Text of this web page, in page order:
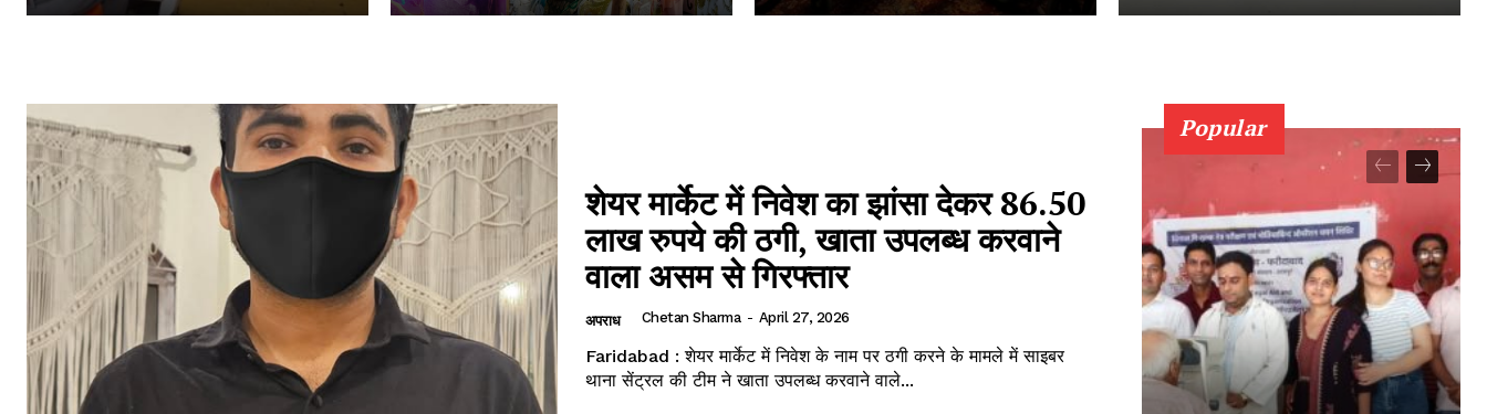
शेयर मार्केट में निवेश का झांसा देकर 86.50
लाख रुपये की ठगी, खाता उपलब्ध करवाने
वाला असम से गिरफ्तार
अपराध Chetan Sharma - April 27, 2026
Faridabad : शेयर मार्केट में निवेश के नाम पर ठगी करने के मामले में साइबर
थाना सेंट्रल की टीम ने खाता उपलब्ध करवाने वाले...
Popular